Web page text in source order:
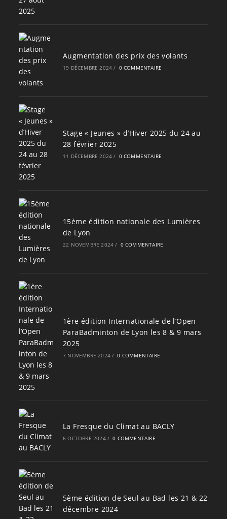
Augmentation des prix des volants
19 DÉCEMBRE 2024 / 0 COMMENTAIRE
Stage « Jeunes » d’Hiver 2025 du 24 au
28 février 2025
11 DÉCEMBRE 2024 / 0 COMMENTAIRE
15ème édition nationale des Lumières
de Lyon
22 NOVEMBRE 2024 / 0 COMMENTAIRE
1ère édition Internationale de l’Open
ParaBadminton de Lyon les 8 & 9 mars
2025
7 NOVEMBRE 2024 / 0 COMMENTAIRE
La Fresque du Climat au BACLY
6 OCTOBRE 2024 / 0 COMMENTAIRE
5ème édition de Seul au Bad les 21 & 22
décembre 2024